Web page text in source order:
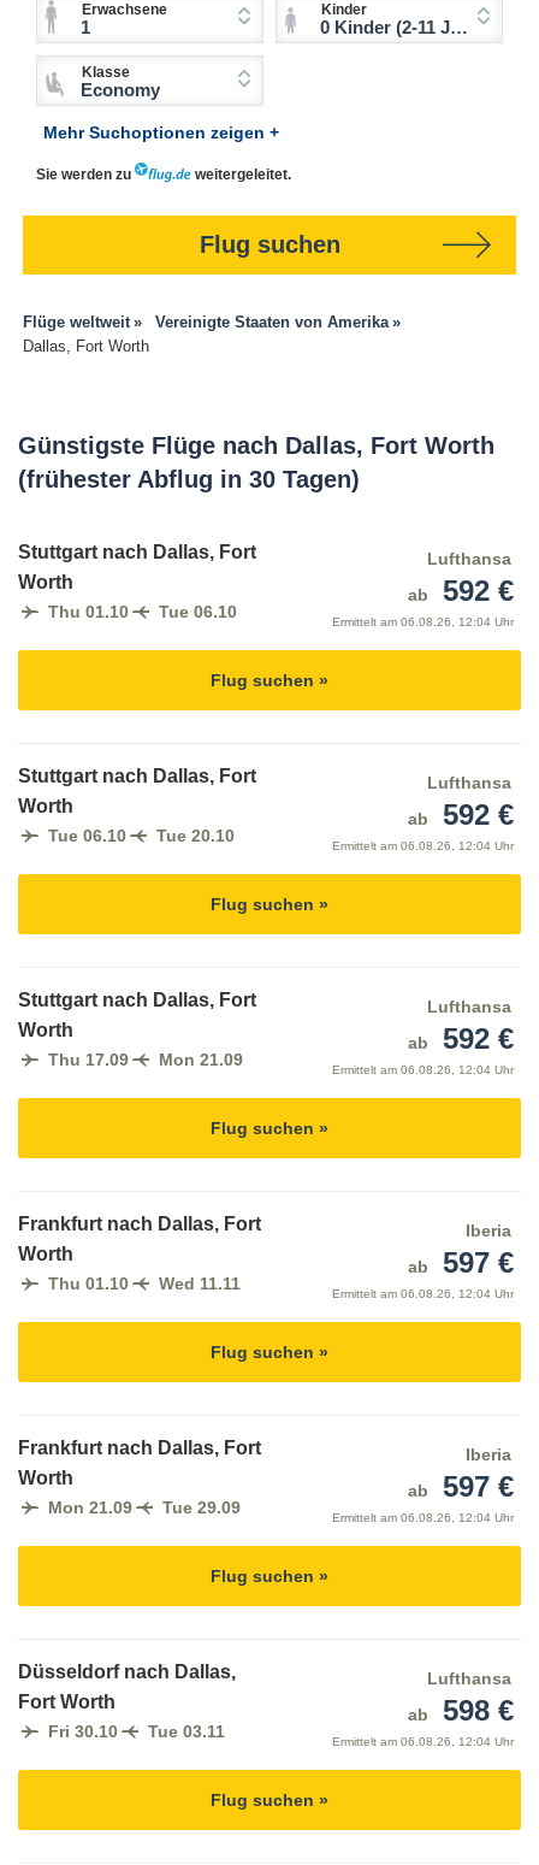
Erwachsene
1
Kinder
0 Kinder (2-11 Jahre)
Klasse
Economy
Mehr Suchoptionen zeigen +
Sie werden zu weitergeleitet.
Flug suchen
Flüge weltweit
Vereinigte Staaten von Amerika
Dallas, Fort Worth
Günstigste Flüge nach Dallas, Fort Worth
(frühester Abflug in 30 Tagen)
Stuttgart nach Dallas, Fort
Worth
Thu 01.10 Tue 06.10
Lufthansa
ab
592 €
Ermittelt am 06.08.26, 12:04 Uhr
Flug suchen »
Stuttgart nach Dallas, Fort
Worth
Tue 06.10 Tue 20.10
Lufthansa
ab
592 €
Ermittelt am 06.08.26, 12:04 Uhr
Flug suchen »
Stuttgart nach Dallas, Fort
Worth
Thu 17.09 Mon 21.09
Lufthansa
ab
592 €
Ermittelt am 06.08.26, 12:04 Uhr
Flug suchen »
Frankfurt nach Dallas, Fort
Worth
Thu 01.10 Wed 11.11
Iberia
ab
597 €
Ermittelt am 06.08.26, 12:04 Uhr
Flug suchen »
Frankfurt nach Dallas, Fort
Worth
Mon 21.09 Tue 29.09
Iberia
ab
597 €
Ermittelt am 06.08.26, 12:04 Uhr
Flug suchen »
Düsseldorf nach Dallas,
Fort Worth
Fri 30.10 Tue 03.11
Lufthansa
ab
598 €
Ermittelt am 06.08.26, 12:04 Uhr
Flug suchen »